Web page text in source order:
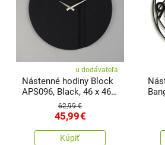
u dodávateľa
Nástenné hodiny Block
APS096, Black, 46 x 46
62,99 €
45,99€
Kúpiť